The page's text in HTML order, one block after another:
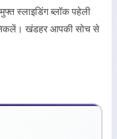
स्लाइडिंग ब्लॉक पहेली
खंडहर आपकी सोच से